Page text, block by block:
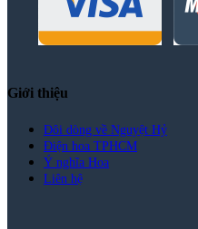
Giới thiệu
Đôi dòng về Nguyệt Hỷ
Điện hoa TPHCM
Ý nghĩa Hoa
Liên hệ